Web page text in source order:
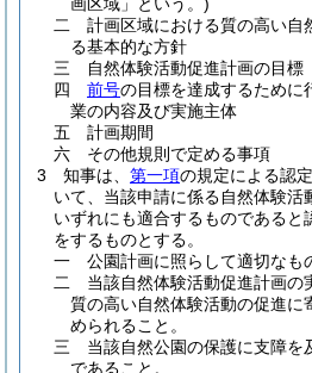
二
計画区域における質の高い自
る基本的な方針
三
自然体験活動促進計画の目標
四
前号の目標を達成するために
業の内容及び実施主体
五
計画期間
六
その他規則で定める事項
3
知事は、 第一項の規定による認
いて、当該申請に係る自然体験活
いずれにも適合するものであると
をするものとする。
一
公園計画に照らして適切なも
二
当該自然体験活動促進計画の
質の高い自然体験活動の促進に
められること。
三
当該自然公園の保護に支障を
であること。